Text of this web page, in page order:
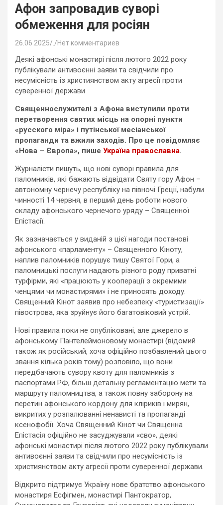
Афон запровадив суворі
обмеження для росіян
26.06.2025 Нет комментариев
Деякі афонські монастирі після лютого 2022 року
публікували антивоєнні заяви та свідчили про
несумісність із християнством акту агресії проти
суверенної держави
Священнослужителі з Афона виступили проти
перетворення святих місць на опорні пункти
«русского міра» і путінської месіанської
пропаганди та вжили заходів. Про це повідомляє
«Нова – Європа», пише Україна православна.
Журналісти пишуть, що нові суворі правила для
паломників, які бажають відвідати Святу гору Афон –
автономну чернечу республіку на півночі Греції, набули
чинності 14 червня, в перший день роботи нового
складу афонського чернечого уряду – Священної
Епістасії.
Як зазначається у виданій з цієї нагоди постанові
афонського «парламенту» – Священного Кіноту,
наплив паломників порушує тишу Святої Гори, а
паломницькі послуги надають різного роду приватні
турфірми, які «працюють у кооперації з окремими
ченцями чи монастирями» і не приносять доходу.
Священний Кінот заявив про небезпеку «туристизації»
півострова, яка зруйнує його багатовіковий устрій.
Нові правила поки не опубліковані, але джерело в
афонському Пантелеймоновому монастирі (відомий
також як російський, хоча офіційно позбавлений цього
звання кілька років тому) розповіло, що вони
передбачають сувору квоту для паломників з
паспортами РФ, більш детальну регламентацію мети та
маршруту паломництва, а також повну заборону на
перетин афонського кордону для кліриків і мирян,
викритих у розпалюванні ненависті та пропаганді
ксенофобії. Хоча Священний Кінот чи Священна
Епістасія офіційно не засуджували «сво», деякі
афонські монастирі після лютого 2022 року публікували
антивоєнні заяви та свідчили про несумісність із
християнством акту агресії проти суверенної держави.
Відкрито підтримує Україну нове братство афонського
монастиря Есфігмен, монастирі Пантократор,